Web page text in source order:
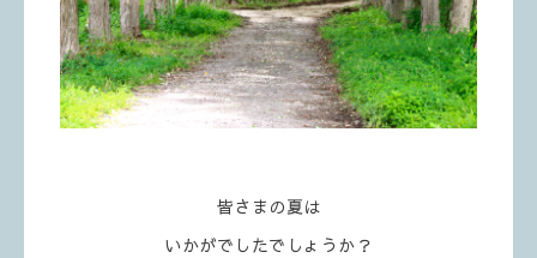
皆さまの夏は
いかがでしたでしょうか？